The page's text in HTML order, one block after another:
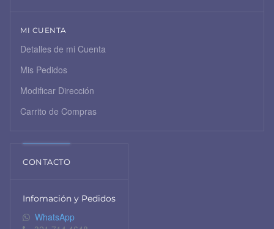
MI CUENTA
Detalles de mi Cuenta
Mis Pedidos
Modificar Dirección
Carrito de Compras
CONTACTO
Infomación y Pedidos
WhatsApp